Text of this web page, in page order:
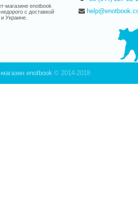
магазине enotbook
с доставкой
Украине.
enotbook © 2014-2018